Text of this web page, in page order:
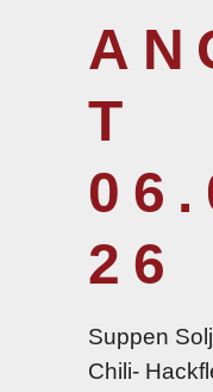
T
26
Suppen
Chili-